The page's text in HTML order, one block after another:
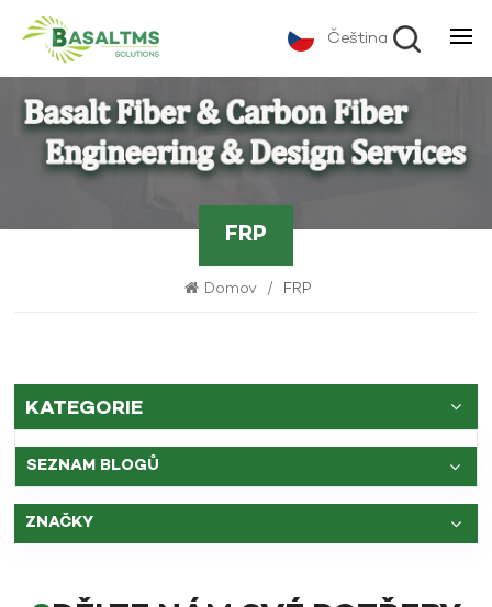
Čeština
FRP
Domov / FRP
KATEGORIE
SEZNAM BLOGŮ
ZNAČKY